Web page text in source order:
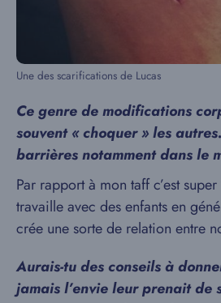
Une des scarifications de Lucas
Ce genre de modifications
souvent « choquer » les
barrières notamment dans le
Par rapport à mon taff c’est super
travaille avec des enfants en
crée une sorte de relation entre
Aurais-tu des conseils à
jamais l’envie leur prenait de